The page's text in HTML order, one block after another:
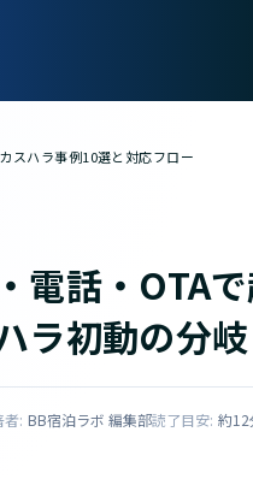
カスハラ事例10選と対応フロー
電話・OTA
ラ初動の分岐
者: BB宿泊ラボ 編集部読了目安: 約12